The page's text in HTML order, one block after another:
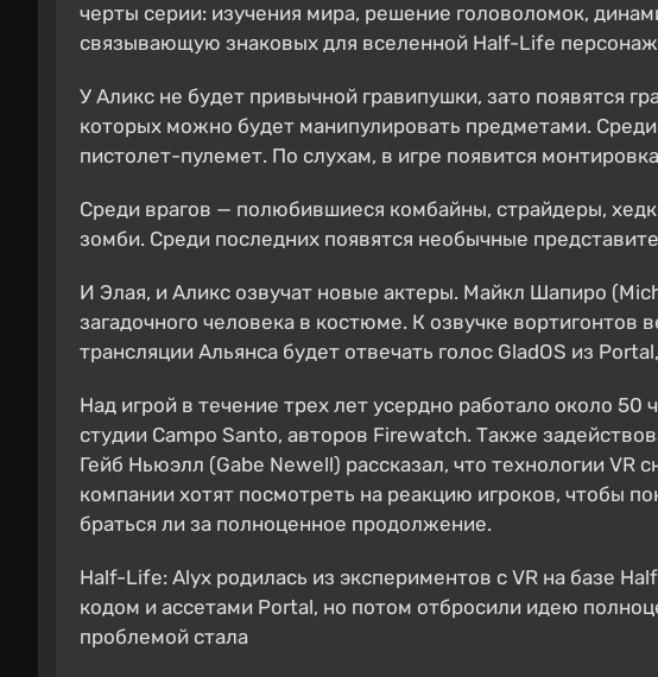
черты серии: изучения мира, решение головоломок,
связывающую знаковых для вселенной Half-Life
У Аликс не будет привычной гравипушки, зато появятся
которых можно будет манипулировать предметами.
пистолет-пулемет. По слухам, в игре появится
Среди врагов — полюбившиеся комбайны, страйдеры,
зомби. Среди последних появятся необычные
И Элая, и Аликс озвучат новые актеры. Майкл Шапиро
загадочного человека в костюме. К озвучке вортигонтов
трансляции Альянса будет отвечать голос GladOS из
Над игрой в течение трех лет усердно работало около 50
студии Campo Santo, авторов Firewatch. Также
Гейб Ньюэлл (Gabe Newell) рассказал, что технологии VR
компании хотят посмотреть на реакцию игроков, чтобы
браться ли за полноценное продолжение.
Half-Life: Alyx родилась из экспериментов c VR на базе
кодом и ассетами Portal, но потом отбросили идею
проблемой стала